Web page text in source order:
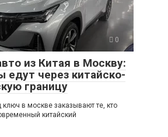
0
из Китая в Москву:
едут через китайско-
границу
ключ в москве заказывают те, кто
китайский